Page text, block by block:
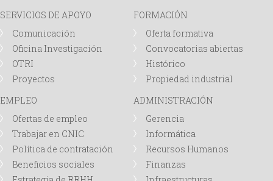
SERVICIOS DE APOYO
Comunicación
Oficina Investigación
OTRI
Proyectos
FORMACIÓN
Oferta formativa
Convocatorias abiertas
Histórico
Propiedad industrial
EMPLEO
Ofertas de empleo
Trabajar en CNIC
Política de contratación
Beneficios sociales
ADMINISTRACIÓN
Gerencia
Informática
Recursos Humanos
Finanzas